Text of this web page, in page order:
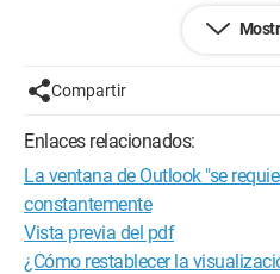
Muchas gracias.
Atentamente,
Compartir
Enlaces relacionados:
La ventana de Outlook "se
constantemente
Vista previa del pdf
¿Cómo restablecer la